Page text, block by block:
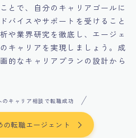
とで、自分のキャリアゴールに
バイスやサポートを受けること
や業界研究を徹底し、エージェ
キャリアを実現しましょう。成
的なキャリアプランの設計から
のキャリア相談で転職成功
の転職エージェント